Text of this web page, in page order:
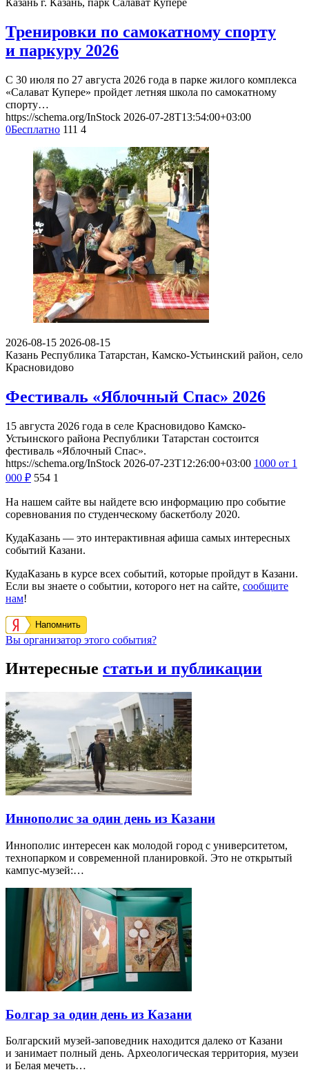
Казань г. Казань, парк Салават Купере
Тренировки по самокатному спорту
и паркуру 2026
С 30 июля по 27 августа 2026 года в парке жилого комплекса
«Салават Купере» пройдет летняя школа по самокатному
спорту…
https://schema.org/InStock 2026-07-28T13:54:00+03:00
0Бесплатно 111 4
2026-08-15 2026-08-15
Казань Республика Татарстан, Камско-Устьинский район, село
Красновидово
Фестиваль «Яблочный Спас» 2026
15 августа 2026 года в селе Красновидово Камско-
Устьинского района Республики Татарстан состоится
фестиваль «Яблочный Спас».
https://schema.org/InStock 2026-07-23T12:26:00+03:00 1000 от 1
000 ₽ 554 1
На нашем сайте вы найдете всю информацию про событие
соревнования по студенческому баскетболу 2020.
КудаКазань — это интерактивная афиша самых интересных
событий Казани.
КудаКазань в курсе всех событий, которые пройдут в Казани.
Если вы знаете о событии, которого нет на сайте, сообщите
нам!
Напомнить
Вы организатор этого события?
Интересные статьи и публикации
Иннополис за один день из Казани
Иннополис интересен как молодой город с университетом,
технопарком и современной планировкой. Это не открытый
кампус-музей:…
Болгар за один день из Казани
Болгарский музей-заповедник находится далеко от Казани
и занимает полный день. Археологическая территория, музеи
и Белая мечеть…